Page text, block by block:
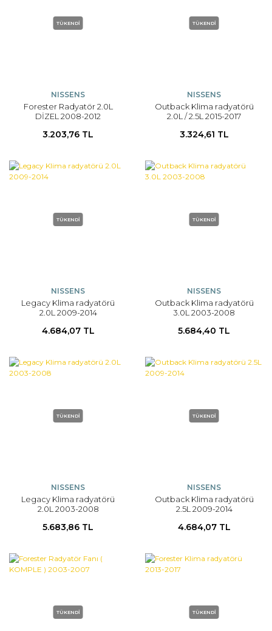
TÜKENDİ
NISSENS
Forester Radyatör 2.0L
DİZEL 2008-2012
3.203,76 TL
TÜKENDİ
NISSENS
Outback Klima radyatörü
2.0L / 2.5L 2015-2017
3.324,61 TL
TÜKENDİ
NISSENS
Legacy Klima radyatörü
2.0L 2009-2014
4.684,07 TL
TÜKENDİ
NISSENS
Outback Klima radyatörü
3.0L 2003-2008
5.684,40 TL
TÜKENDİ
NISSENS
Legacy Klima radyatörü
2.0L 2003-2008
5.683,86 TL
TÜKENDİ
NISSENS
Outback Klima radyatörü
2.5L 2009-2014
4.684,07 TL
TÜKENDİ TÜKENDİ